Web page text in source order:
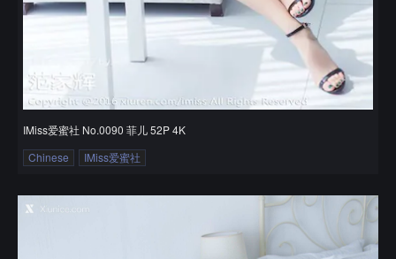
IMiss爱蜜社 No.0090 菲儿 52P 4K
Chinese
IMiss爱蜜社